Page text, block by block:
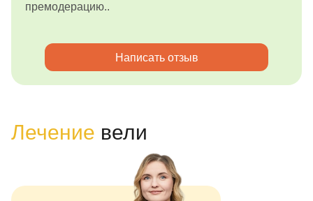
премодерацию..
Написать отзыв
Лечение вели